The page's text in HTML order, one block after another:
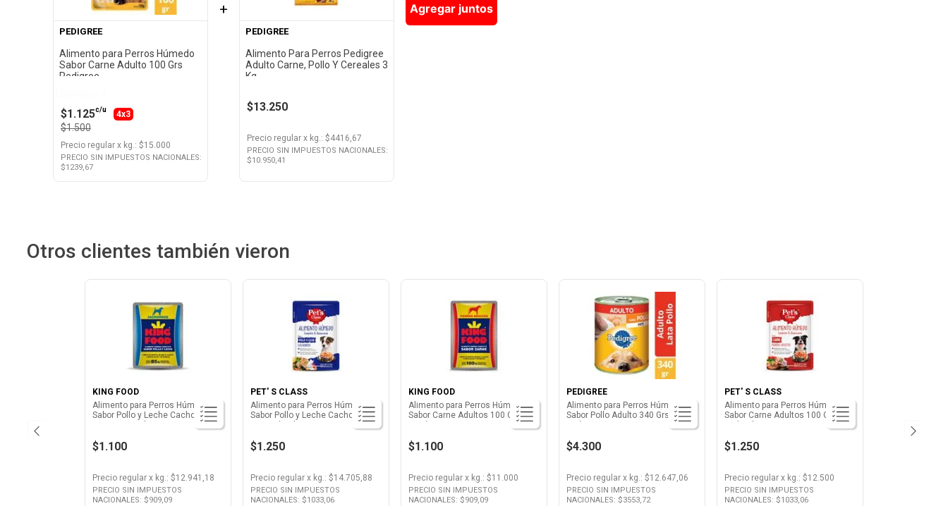
PEDIGREE
Alimento para Perros Húmedo
Sabor Carne Adulto 100 Grs
Pedigree
$1.125c/u 4x3
$1.500
Precio regularx kg. : $15.000
PRECIO SIN IMPUESTOS NACIONALES:
$1239,67
+
PEDIGREE
Alimento Para Perros Pedigree
Adulto Carne, Pollo Y Cereales 3
Kg
$13.250
Precio regularx kg. : $4416,67
PRECIO SIN IMPUESTOS NACIONALES:
$10.950,41
Agregar juntos
Otros clientes también vieron
KING FOOD
Alimento para Perros Húmedo
Sabor Pollo y Leche Cachorros 85
$1.100
Precio regular x kg.: $12.941,18
PRECIO SIN IMPUESTOS
NACIONALES: $909,09
PET' S CLASS
Alimento para Perros Húmedo
Sabor Pollo y Leche Cachorros 85
$1.250
Precio regular x kg.: $14.705,88
PRECIO SIN IMPUESTOS
NACIONALES: $1033,06
KING FOOD
Alimento para Perros Húmedo
Sabor Carne Adultos 100 Grs King
$1.100
Precio regular x kg.: $11.000
PRECIO SIN IMPUESTOS
NACIONALES: $909,09
PEDIGREE
Alimento para Perros Húmedo
Sabor Pollo Adulto 340 Grs
$4.300
Precio regular x kg.: $12.647,06
PRECIO SIN IMPUESTOS
NACIONALES: $3553,72
PET' S CLASS
Alimento para Perros Húmedo
Sabor Carne Adultos 100 Grs
$1.250
Precio regular x kg.: $12.500
PRECIO SIN IMPUESTOS
NACIONALES: $1033,06